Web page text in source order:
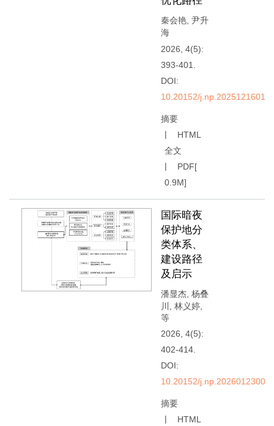
秦会艳 尹升
海
2026, 4(5):
393-401.
DOI:
10.20152/
摘要
HTML
全文
PDF[
0.9M]
国际暗夜
保护地分
类体系、
建设路径
及启示
潘显杰 杨叠
川
林义婷
等
2026, 4(5):
402-414.
DOI:
10.20152/
摘要
HTML